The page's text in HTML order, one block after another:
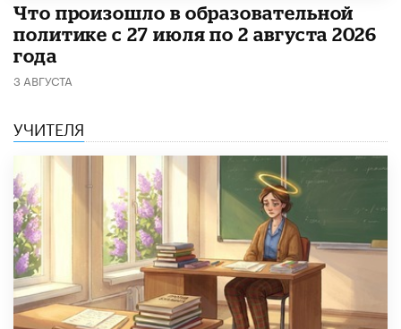
​Что произошло в образовательной
политике с 27 июля по 2 августа 2026
года
3 АВГУСТА
УЧИТЕЛЯ